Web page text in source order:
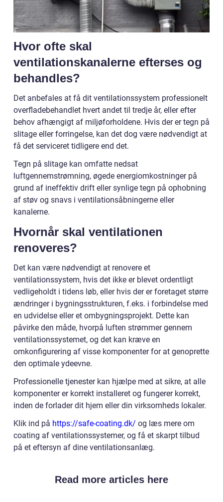
Hvor ofte skal
ventilationskanalerne efterses og
behandles?
Det anbefales at få dit ventilationssystem professionelt
overfladebehandlet hvert andet til tredje år, eller efter
behov afhængigt af miljøforholdene. Hvis der er tegn på
slitage eller forringelse, kan det dog være nødvendigt at
få det serviceret tidligere end det.
Tegn på slitage kan omfatte nedsat
luftgennemstrømning, øgede energiomkostninger på
grund af ineffektiv drift eller synlige tegn på ophobning
af støv og snavs i ventilationsåbningerne eller
kanalerne.
Hvornår skal ventilationen
renoveres?
Det kan være nødvendigt at renovere et
ventilationssystem, hvis det ikke er blevet ordentligt
vedligeholdt i tidens løb, eller hvis der er foretaget større
ændringer i bygningsstrukturen, f.eks. i forbindelse med
en udvidelse eller et ombygningsprojekt. Dette kan
påvirke den måde, hvorpå luften strømmer gennem
ventilationssystemet, og det kan kræve en
omkonfigurering af visse komponenter for at genoprette
den optimale ydeevne.
Professionelle tjenester kan hjælpe med at sikre, at alle
komponenter er korrekt installeret og fungerer korrekt,
inden de forlader dit hjem eller din virksomheds lokaler.
Klik ind på https://safe-coating.dk/ og læs mere om
coating af ventilationssystemer, og få et skarpt tilbud
på et eftersyn af dine ventilationsanlæg.
Read more articles here